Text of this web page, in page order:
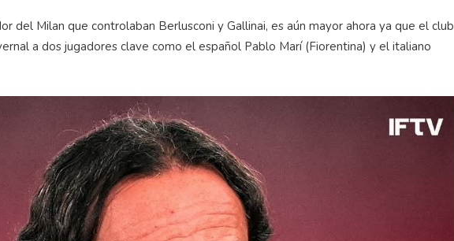
del Milan que controlaban Berlusconi y Gallinai, es aún mayor ahora ya que el club
a dos jugadores clave como el español Pablo Marí (Fiorentina) y el italiano